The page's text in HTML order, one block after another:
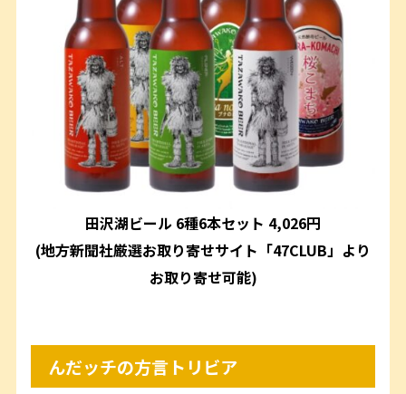
田沢湖ビール 6種6本セット 4,026円
(地方新聞社厳選お取り寄せサイト「47CLUB」より
お取り寄せ可能)
んだッチの方言トリビア